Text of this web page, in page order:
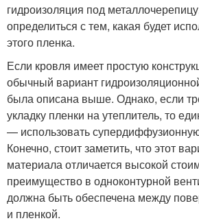
гидроизоляция под
определиться с тем, какая будет
этого пленка.
Если кровля имеет простую
обычный вариант
была описана выше. Однако, если
укладку пленки на утеплитель, то
— использовать
Конечно, стоит заметить, что этот
материала отличается высокой
преимущество в одноконтурной
должна быть обеспечена между
и пленкой.